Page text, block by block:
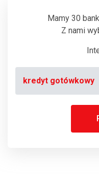
Mamy 30
Z nami
kredyt gotówkowy